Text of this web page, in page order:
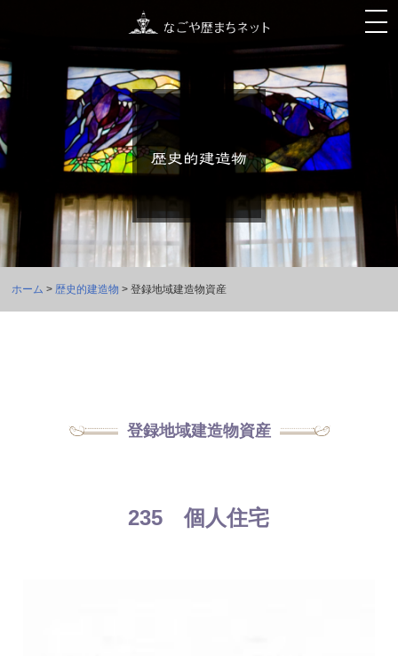
ホーム > 歴史的建造物 > 登録地域建造物資産
登録地域建造物資産
235 個人住宅